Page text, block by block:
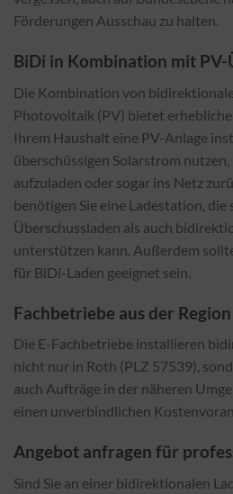
Förderungen Ausschau zu halten.
BiDi in Kombination mit PV-
Die Kombination von
Photovoltaik (PV) bietet
Ihrem Haushalt eine PV-Anlage
überschüssigen Solarstrom
aufzuladen oder sogar ins Netz
benötigen Sie eine Ladestation, die
Überschussladen als auch
unterstützen kann. Außerdem
für BiDi-Laden geeignet sein.
Fachbetriebe aus der
Die E-Fachbetriebe installieren
nicht nur in Roth (PLZ 57539),
auch Aufträge in der näheren
einen unverbindlichen
Angebot anfragen für
Sind Sie an einer bidirektionalen